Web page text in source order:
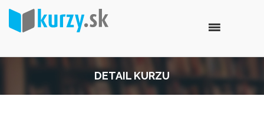
DETAIL KURZU